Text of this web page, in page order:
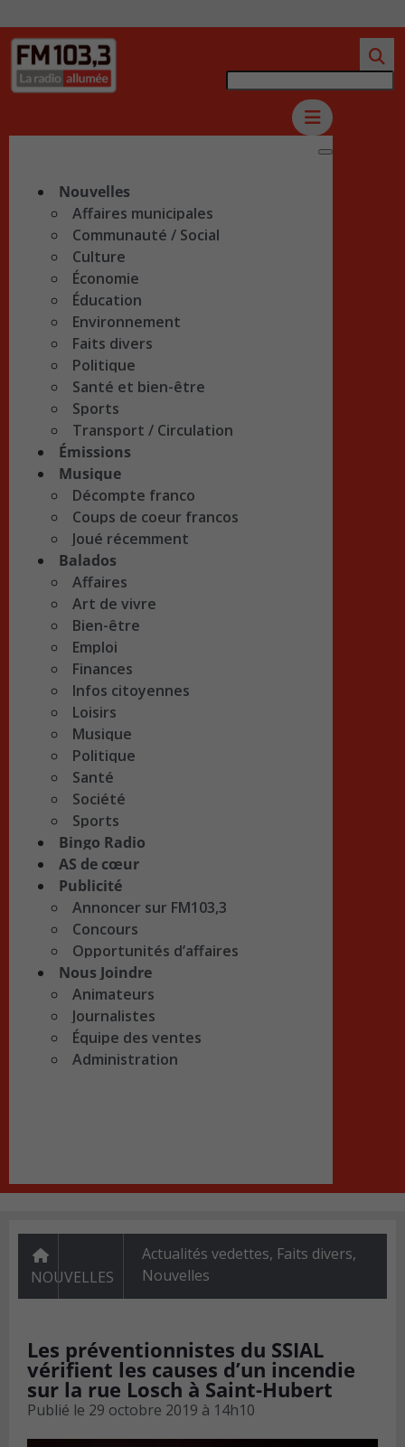
Nouvelles
Affaires municipales
Communauté / Social
Culture
Économie
Éducation
Environnement
Faits divers
Politique
Santé et bien-être
Sports
Transport / Circulation
Émissions
Musique
Décompte franco
Coups de coeur francos
Joué récemment
Balados
Affaires
Art de vivre
Bien-être
Emploi
Finances
Infos citoyennes
Loisirs
Musique
Politique
Santé
Société
Sports
Bingo Radio
AS de cœur
Publicité
Annoncer sur FM103,3
Concours
Opportunités d’affaires
Nous Joindre
Animateurs
Journalistes
Équipe des ventes
Administration
NOUVELLES
Actualités vedettes, Faits divers,
Nouvelles
Les préventionnistes du SSIAL
vérifient les causes d’un incendie
sur la rue Losch à Saint-Hubert
Publié le 29 octobre 2019 à 14h10